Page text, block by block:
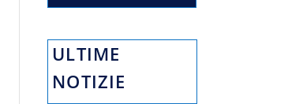
ULTIME
NOTIZIE